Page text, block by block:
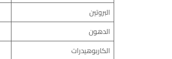
البروتين
الدهون
الكاربوهيدرات